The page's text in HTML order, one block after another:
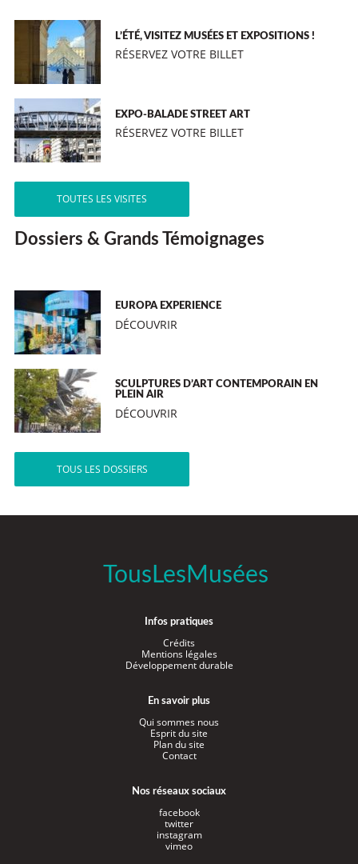
L’ÉTÉ, VISITEZ MUSÉES ET EXPOSITIONS !
RÉSERVEZ VOTRE BILLET
EXPO-BALADE STREET ART
RÉSERVEZ VOTRE BILLET
TOUTES LES VISITES
Dossiers & Grands Témoignages
EUROPA EXPERIENCE
DÉCOUVRIR
SCULPTURES D’ART CONTEMPORAIN EN
PLEIN AIR
DÉCOUVRIR
TOUS LES DOSSIERS
TousLesMusées
Infos pratiques
Crédits
Mentions légales
Développement durable
En savoir plus
Qui sommes nous
Esprit du site
Plan du site
Contact
Nos réseaux sociaux
facebook
twitter
instagram
vimeo